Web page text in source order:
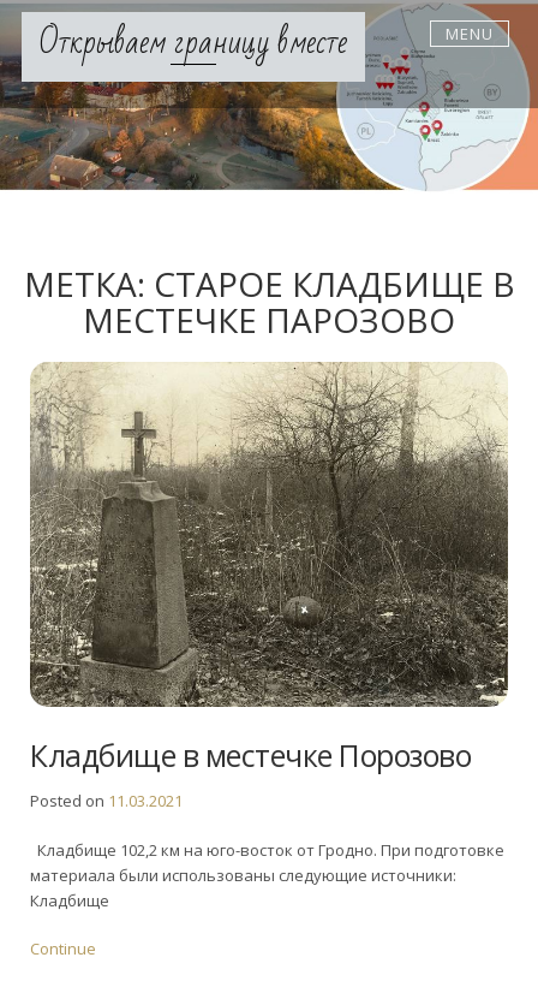
Skip
contentОткрываем границу вместе MENU
МЕТКА: СТАРОЕ КЛАДБИЩЕ В
МЕСТЕЧКЕ ПАРОЗОВО
Кладбище в местечке Порозово
Posted on 11.03.2021
Кладбище 102,2 км на юго-восток от Гродно. При подготовке
материала были использованы следующие источники:
Кладбище
Continue